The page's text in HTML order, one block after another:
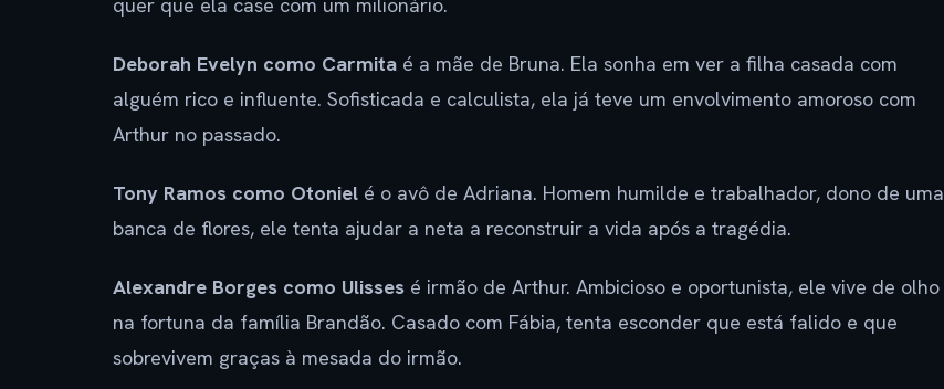
Deborah Evelyn como Carmita é a mãe de Bruna. Ela sonha em ver a filha casada com
alguém rico e influente. Sofisticada e calculista, ela já teve um envolvimento amoroso com
Arthur no passado.
Tony Ramos como Otoniel é o avô de Adriana. Homem humilde e trabalhador, dono de uma
banca de flores, ele tenta ajudar a neta a reconstruir a vida após a tragédia.
Alexandre Borges como Ulisses é irmão de Arthur. Ambicioso e oportunista, ele vive de olho
na fortuna da família Brandão. Casado com Fábia, tenta esconder que está falido e que
sobrevivem graças à mesada do irmão.